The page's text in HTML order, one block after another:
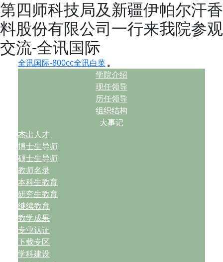
第四师科技局及新疆伊帕尔汗香
料股份有限公司一行来我院参观
交流-全讯国际
全讯国际-800cc全讯白菜
学院介绍
现任领导
历任领导
组织结构
大事记
杰出人才
博士生导师
硕士生导师
教师名录
本科生教育
研究生教育
继续教育
教学成果
专业认证
下载专区
学科建设